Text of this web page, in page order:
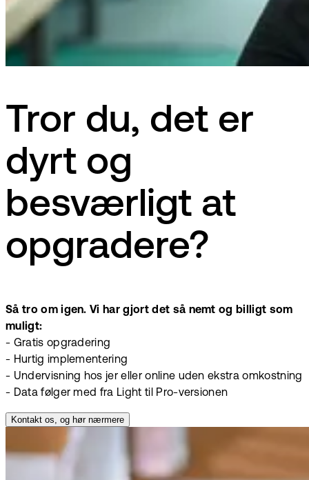
Tror du, det er
dyrt og
besværligt at
opgradere?
Så tro om igen. Vi har gjort det så nemt og billigt som
muligt:
- Gratis opgradering
- Hurtig implementering
- Undervisning hos jer eller online uden ekstra omkostning
- Data følger med fra Light til Pro-versionen
Kontakt os, og hør nærmere